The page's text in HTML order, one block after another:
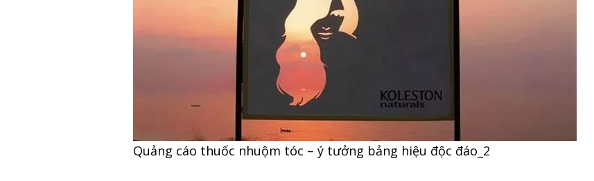
Quảng cáo thuốc nhuộm tóc – ý tưởng bảng hiệu độc đáo_2